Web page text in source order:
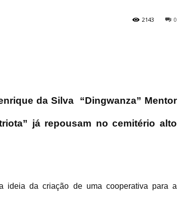
0
2143
da Silva “Dingwanza” Mentor
já repousam no cemitério alto
ideia da criação de uma cooperativa para a